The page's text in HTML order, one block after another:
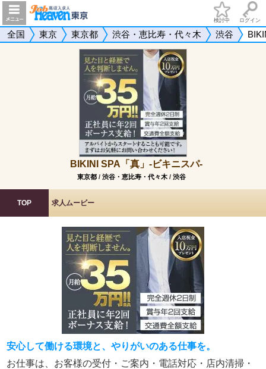
検討中 ログイン
全国 東京 東京都 渋谷・恵比寿・代々木 渋谷
BIKINI SPA「真」-ビキニスパ-
東京都 / 渋谷・恵比寿・代々木 / 渋谷
TOP 求人ムービー
安心して働ける環境と、やりがいのある仕事を。
お仕事は、お客様の受付・ご案内・電話対応・店内清掃・